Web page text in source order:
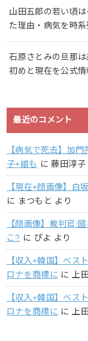
山田五郎の若い頃
た理由・病気を時系
石原さとみの旦那
初めと現在を公式
最近のコメント
【病気で死去】加
子+娘も に藤田淳子
【現在+顔画像】白
に まつもと より
【顔画像】裁判官:
こ? に ぴよ より
【収入+韓国】ベス
ロナを商標に に 上
【収入+韓国】ベス
ロナを商標に に 上